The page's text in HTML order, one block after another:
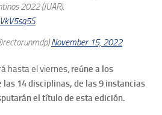
2022 (JUAR).
November 15, 2022
hasta el viernes, reúne a los
las 14 disciplinas, de las 9 instancias
el título de esta edición.